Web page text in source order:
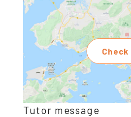
Tutor message